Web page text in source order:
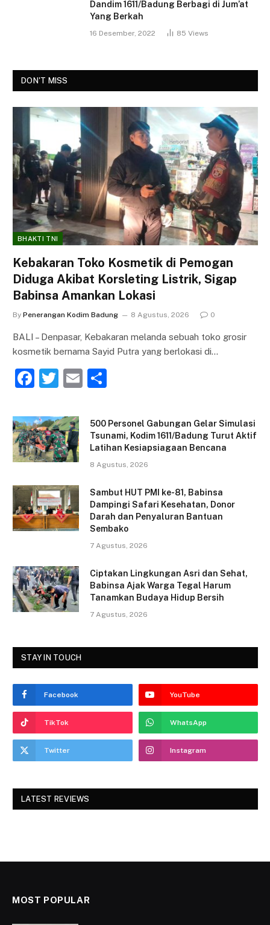
Dandim 1611/Badung Berbagi di Jum’at
Yang Berkah
16 Desember, 2022 85 Views
DON'T MISS
BHAKTI TNI
Kebakaran Toko Kosmetik di Pemogan
Diduga Akibat Korsleting Listrik, Sigap
Babinsa Amankan Lokasi
By Penerangan Kodim Badung 8 Agustus, 2026 0
BALI – Denpasar, Kebakaran melanda sebuah toko grosir
kosmetik bernama Sayid Putra yang berlokasi di…
F
c
e
b
o
k
T
itt
er
E
ai ar
e
500 Personel Gabungan Gelar Simulasi
Tsunami, Kodim 1611/Badung Turut Aktif
Latihan Kesiapsiagaan Bencana
8 Agustus, 2026
Sambut HUT PMI ke-81, Babinsa
Dampingi Safari Kesehatan, Donor
Darah dan Penyaluran Bantuan
Sembako
7 Agustus, 2026
Ciptakan Lingkungan Asri dan Sehat,
Babinsa Ajak Warga Tegal Harum
Tanamkan Budaya Hidup Bersih
7 Agustus, 2026
STAY IN TOUCH
Facebook YouTube
TikTok WhatsApp
Twitter Instagram
LATEST REVIEWS
MOST POPULAR